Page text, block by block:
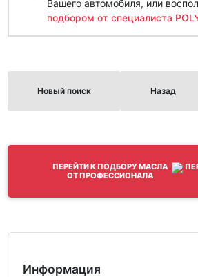
Вашего автомобиля, или
подбором от специалиста
Новый поиск Назад
ПЕРЕЙТИ К ПОДБОРУ МАСЛА
ОТ ПРОФЕССИОНАЛА
Информация